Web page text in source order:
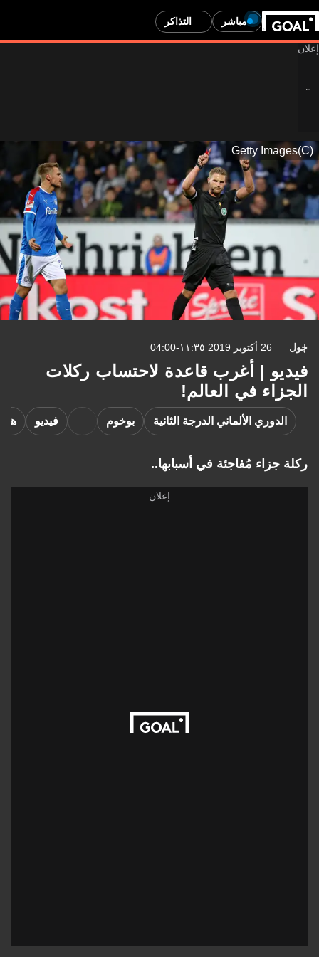
مباشر التذاكر
(C)Getty Images
جول 26 أكتوبر 2019 ١١:٣٥-04:00
فيديو | أغرب قاعدة لاحتساب ركلات
الجزاء في العالم!
الدوري الألماني الدرجة الثانية بوخوم فيديو
ركلة جزاء مُفاجئة في أسبابها..